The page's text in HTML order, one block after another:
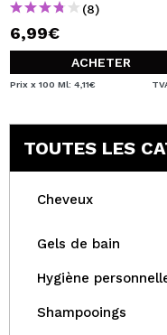
(8)
6,99€
ACHETER
Prix x 100 Ml: 4,11€
TOUTES LES
Cheveux
Gels de bain
Hygiène
Shampooings